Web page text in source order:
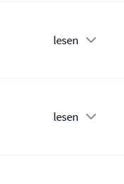
lesen
lesen